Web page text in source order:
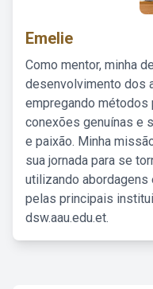
Emelie
Como mentor, minha
desenvolvimento dos
empregando
conexões genuínas e
e paixão. Minha
sua jornada para se
utilizando abordagens
pelas principais
dsw.aau.edu.et.